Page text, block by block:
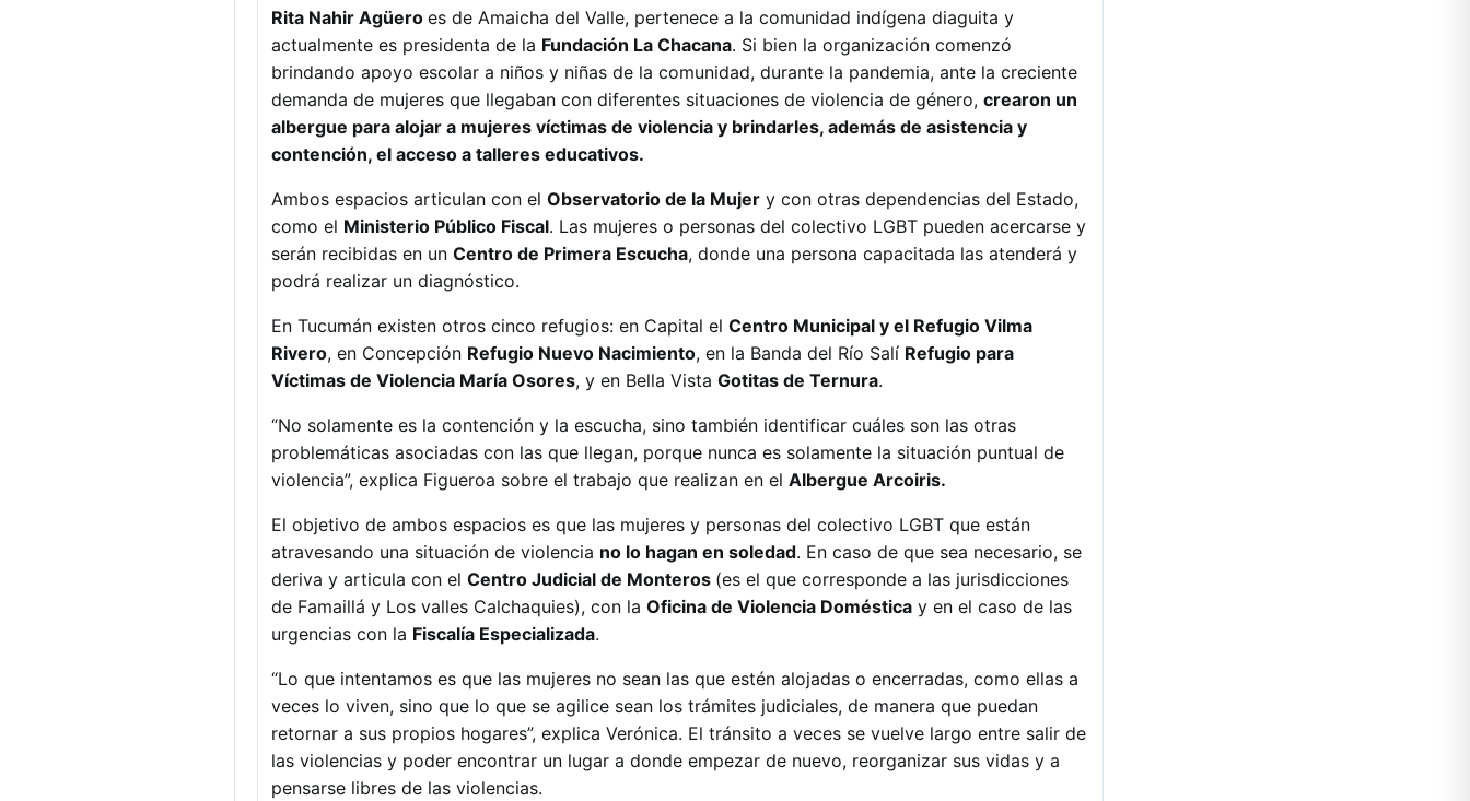
Rita Nahir Agüero es de Amaicha del Valle, pertenece a la comunidad indígena diaguita y
actualmente es presidenta de la Fundación La Chacana. Si bien la organización comenzó
brindando apoyo escolar a niños y niñas de la comunidad, durante la pandemia, ante la creciente
demanda de mujeres que llegaban con diferentes situaciones de violencia de género, crearon un
albergue para alojar a mujeres víctimas de violencia y brindarles, además de asistencia y
contención, el acceso a talleres educativos.
Ambos espacios articulan con el Observatorio de la Mujer y con otras dependencias del Estado,
como el Ministerio Público Fiscal. Las mujeres o personas del colectivo LGBT pueden acercarse y
serán recibidas en un Centro de Primera Escucha, donde una persona capacitada las atenderá y
podrá realizar un diagnóstico.
En Tucumán existen otros cinco refugios: en Capital el Centro Municipal y el Refugio Vilma
Rivero, en Concepción Refugio Nuevo Nacimiento, en la Banda del Río Salí Refugio para
Víctimas de Violencia María Osores, y en Bella Vista Gotitas de Ternura.
“No solamente es la contención y la escucha, sino también identificar cuáles son las otras
problemáticas asociadas con las que llegan, porque nunca es solamente la situación puntual de
violencia”, explica Figueroa sobre el trabajo que realizan en el Albergue Arcoiris.
El objetivo de ambos espacios es que las mujeres y personas del colectivo LGBT que están
atravesando una situación de violencia no lo hagan en soledad. En caso de que sea necesario, se
deriva y articula con el Centro Judicial de Monteros (es el que corresponde a las jurisdicciones
de Famaillá y Los valles Calchaquies), con la Oficina de Violencia Doméstica y en el caso de las
urgencias con la Fiscalía Especializada.
“Lo que intentamos es que las mujeres no sean las que estén alojadas o encerradas, como ellas a
veces lo viven, sino que lo que se agilice sean los trámites judiciales, de manera que puedan
retornar a sus propios hogares”, explica Verónica. El tránsito a veces se vuelve largo entre salir de
las violencias y poder encontrar un lugar a donde empezar de nuevo, reorganizar sus vidas y a
pensarse libres de las violencias.